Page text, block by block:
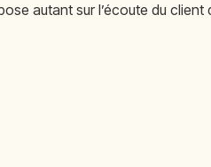
autant sur l’écoute du